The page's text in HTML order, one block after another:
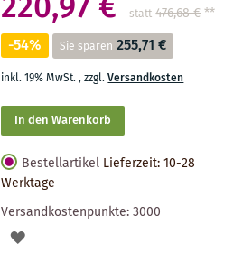
statt 476,68 €**
-54% Sie sparen 255,71 €
inkl. 19% MwSt.,zzgl.Versandkosten
In den Warenkorb
Bestellartikel Lieferzeit: 10-28
Werktage
Versandkostenpunkte:3000
AUF